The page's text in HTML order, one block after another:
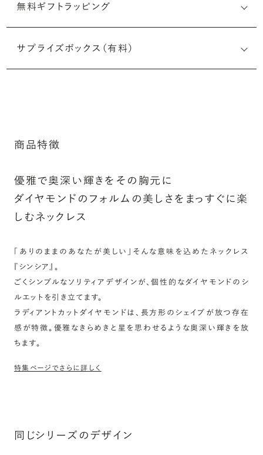
無料ギフトラッピング
サプライズボックス（有料）
商品特徴
優雅で奥深い輝きをその胸元に
ダイヤモンドのフォルムの美しさをまっすぐに楽
しむネックレス
「ありのままのあなたが美しい」そんな意味を込めたネックレス
『シンシア』。
ごくシンプルなソリティアデザインが、個性的なダイヤモンドのシ
ルエットを引き立てます。
ラディアントカットダイヤモンドは、長方形のシェイプが放つ存在
感が特徴。優雅なきらめきと星を思わせるような奥深い輝きを放
ちます。
特集ページでさらに詳しく
同じシリーズのデザイン